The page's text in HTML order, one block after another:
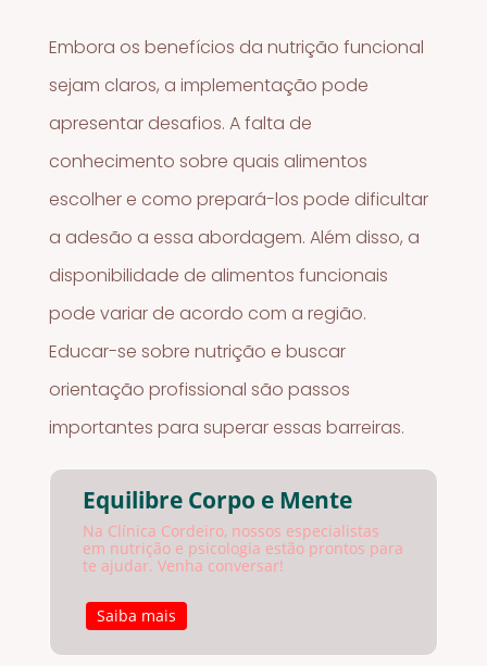
Embora os benefícios da nutrição funcional
sejam claros, a implementação pode
apresentar desafios. A falta de
conhecimento sobre quais alimentos
escolher e como prepará-los pode dificultar
a adesão a essa abordagem. Além disso, a
disponibilidade de alimentos funcionais
pode variar de acordo com a região.
Educar-se sobre nutrição e buscar
orientação profissional são passos
importantes para superar essas barreiras.
Equilibre Corpo e Mente
Na Clínica Cordeiro, nossos especialistas
em nutrição e psicologia estão prontos para
te ajudar. Venha conversar!
Saiba mais